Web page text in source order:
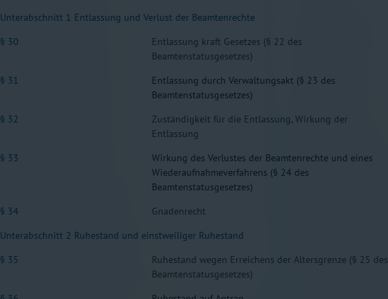
Unterabschnitt 1 Entlassung und Verlust der Beamtenrechte
§ 30
Entlassung kraft Gesetzes (§ 22 des
Beamtenstatusgesetzes)
§ 31
Entlassung durch Verwaltungsakt (§ 23 des
Beamtenstatusgesetzes)
§ 32
Zuständigkeit für die Entlassung, Wirkung der
Entlassung
§ 33
Wirkung des Verlustes der Beamtenrechte und eines
Wiederaufnahmeverfahrens (§ 24 des
Beamtenstatusgesetzes)
§ 34
Gnadenrecht
Unterabschnitt 2 Ruhestand und einstweiliger Ruhestand
§ 35
Ruhestand wegen Erreichens der Altersgrenze (§ 25 des
Beamtenstatusgesetzes)